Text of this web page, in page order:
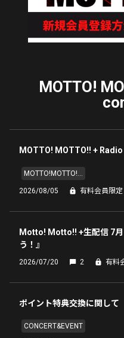
MOTTO!
MOTTO! MOTTO!! +
MOTTO!MOTTO!...
2026/08/05 有料会員限定
Motto! Motto!! +生配信 7
う！』
2026/07/20 2 有料
ポイント特典交換に関して
CONCERT&EVENT